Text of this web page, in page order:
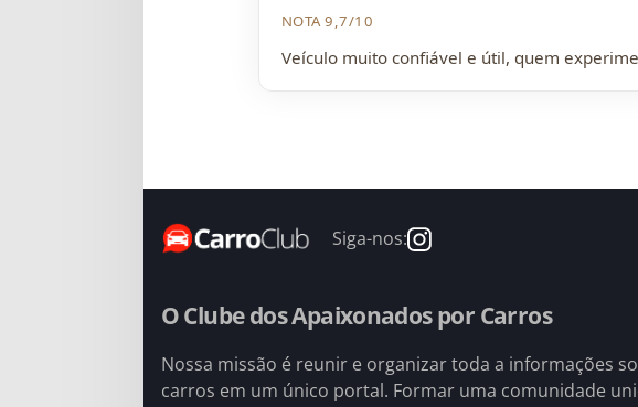
NOTA 9,7/10
Veículo muito confiável e útil, quem
Siga-nos:
O Clube dos Apaixonados por Carros
Nossa missão é reunir e organizar toda a informações
carros em um único portal. Formar uma comunidade